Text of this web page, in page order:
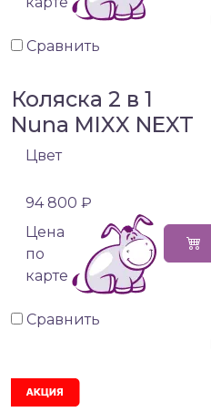
Сравнить
Коляска 2 в 1
Nuna MIXX NEXT
Цвет
94 800 ₽
Цена
по
карте
Сравнить